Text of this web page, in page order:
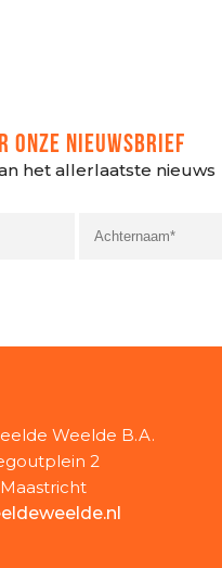
ONZE NIEUWSBRIEF
het allerlaatste nieuws
Weelde B.A.
2
Maastricht